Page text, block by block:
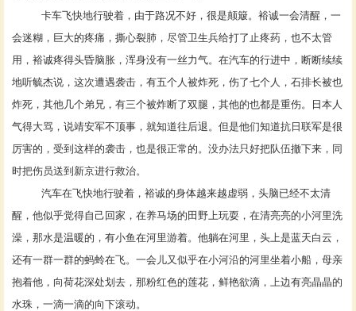
卡车飞快地行驶着，由于路况不好，很是颠簸。裕诚一会清醒，一
会迷糊，巨大的疼痛，撕心裂肺，尽管卫生兵给打了止疼药，也不太管
用，裕诚疼得头昏脑胀，浑身没有一丝力气。在汽车的行进中，断断续续
地听毓杰说，这次遭遇袭击，有五个人被炸死，伤了七个人，石排长被也
炸死，其他几个弟兄，有三个被炸断了双腿，其他的也都是重伤。日本人
气得大骂，说靖安军不顶事，就知道往后退。但是他们知道抗日联军是很
厉害的，受到这样的袭击，也是很正常的。没办法只好把队伍撤下来，同
时把伤员送到新京进行救治。
汽车在飞快地行驶着，裕诚的身体越来越虚弱，头脑已经不太清
醒，他似乎觉得自己回家，在养马场的田野上玩耍，在清亮亮的小河里洗
澡，那水是温暖的，有小鱼在河里游着。他躺在河里，头上是蓝天白云，
还有一群一群的蚂蛉在飞。一会儿又似乎在小河沿的河里坐着小船，母亲
抱着他，向荷花深处划去，那粉红色的莲花，鲜艳欲滴，上边有亮晶晶的
水珠，一滴一滴的向下滚动。